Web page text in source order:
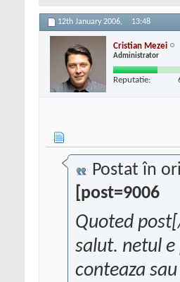
12th January 2006, 13:48
Cristian Mezei
Administrator
Reputatie:
Postat în
[post=9006
Quoted
salut. netul
conteaza